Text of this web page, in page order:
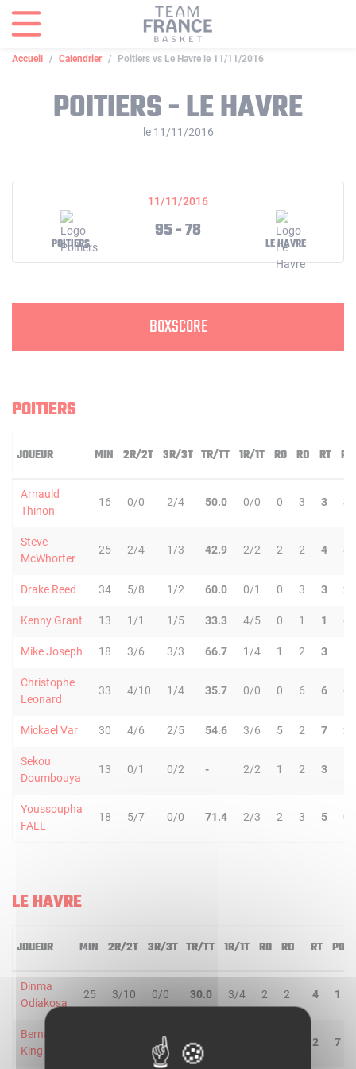
Accueil Calendrier Poitiers vs Le Havre le 11/11/2016
POITIERS - LE HAVRE
le 11/11/2016
11/11/2016
POITIERS
95 - 78
LE HAVRE
BOXSCORE
POITIERS
JOUEUR MIN 2R/2T 3R/3T TR/TT 1R/1T RO RD RT PD
Arnauld
Thinon
16 0/0 2/4 50.0 0/0 0 3 3 3
Steve
McWhorter
25 2/4 1/3 42.9 2/2 2 2 4 8
Drake Reed 34 5/8 1/2 60.0 0/1 0 3 3 2
Kenny Grant 13 1/1 1/5 33.3 4/5 0 1 1 6
Mike Joseph 18 3/6 3/3 66.7 1/4 1 2 3
Christophe
Leonard
33 4/10 1/4 35.7 0/0 0 6 6 6
Mickael Var 30 4/6 2/5 54.6 3/6 5 2 7 2
Sekou
Doumbouya
13 0/1 0/2 - 2/2 1 2 3
Youssoupha
FALL
18 5/7 0/0 71.4 2/3 2 3 5 0
LE HAVRE
JOUEUR MIN 2R/2T 3R/3T TR/TT 1R/1T RO RD RT PD
Dinma
Odiakosa
25 3/10 0/0 30.0 3/4 2 2 4 1
Bernard
King
3/5 66.7 2 7
Panneau de gestion des cookies